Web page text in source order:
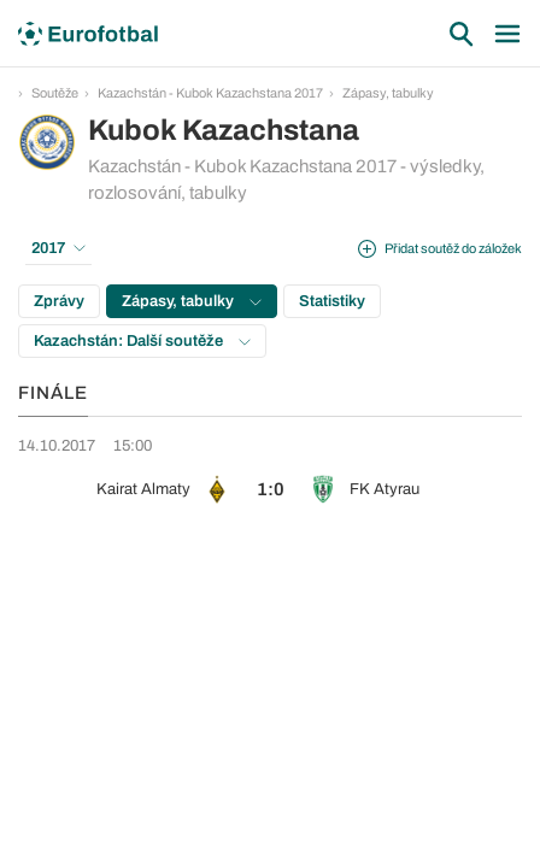
Soutěže Kazachstán - Kubok Kazachstana 2017 Zápasy, tabulky
Kubok Kazachstana
Kazachstán - Kubok Kazachstana 2017 - výsledky,
rozlosování, tabulky
Přidat soutěž do záložek
2017
Zprávy Zápasy, tabulky Statistiky
Kazachstán: Další soutěže
FINÁLE
14.10.2017 15:00
Kairat Almaty 1:0 FK Atyrau